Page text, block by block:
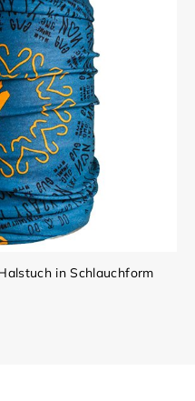
in Schlauchform